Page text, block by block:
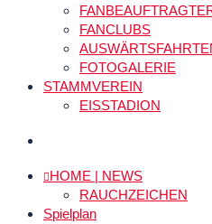
FANCLUBS
FOTOGALERIE
STAMMVEREIN
EISSTADION
HOME | NEWS
RAUCHZEICHEN
Spielplan